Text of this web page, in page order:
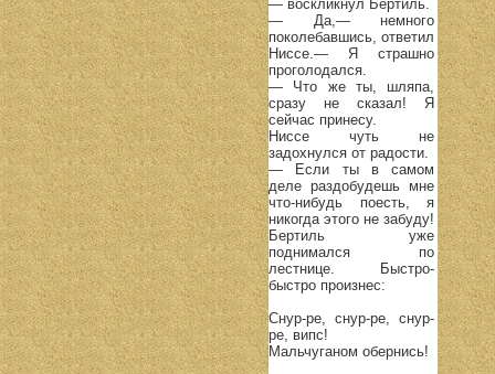
— воскликнул Бертиль.
— Да,— немного
поколебавшись, ответил
Ниссе.— Я страшно
проголодался.
— Что же ты, шляпа,
сразу не сказал! Я
сейчас принесу.
Ниссе чуть не
задохнулся от радости.
— Если ты в самом
деле раздобудешь мне
что-нибудь поесть, я
никогда этого не забуду!
Бертиль уже
поднимался по
лестнице. Быстро-
быстро произнес:
Снур-ре, снур-ре, снур-
ре, випс!
Мальчуганом обернись!